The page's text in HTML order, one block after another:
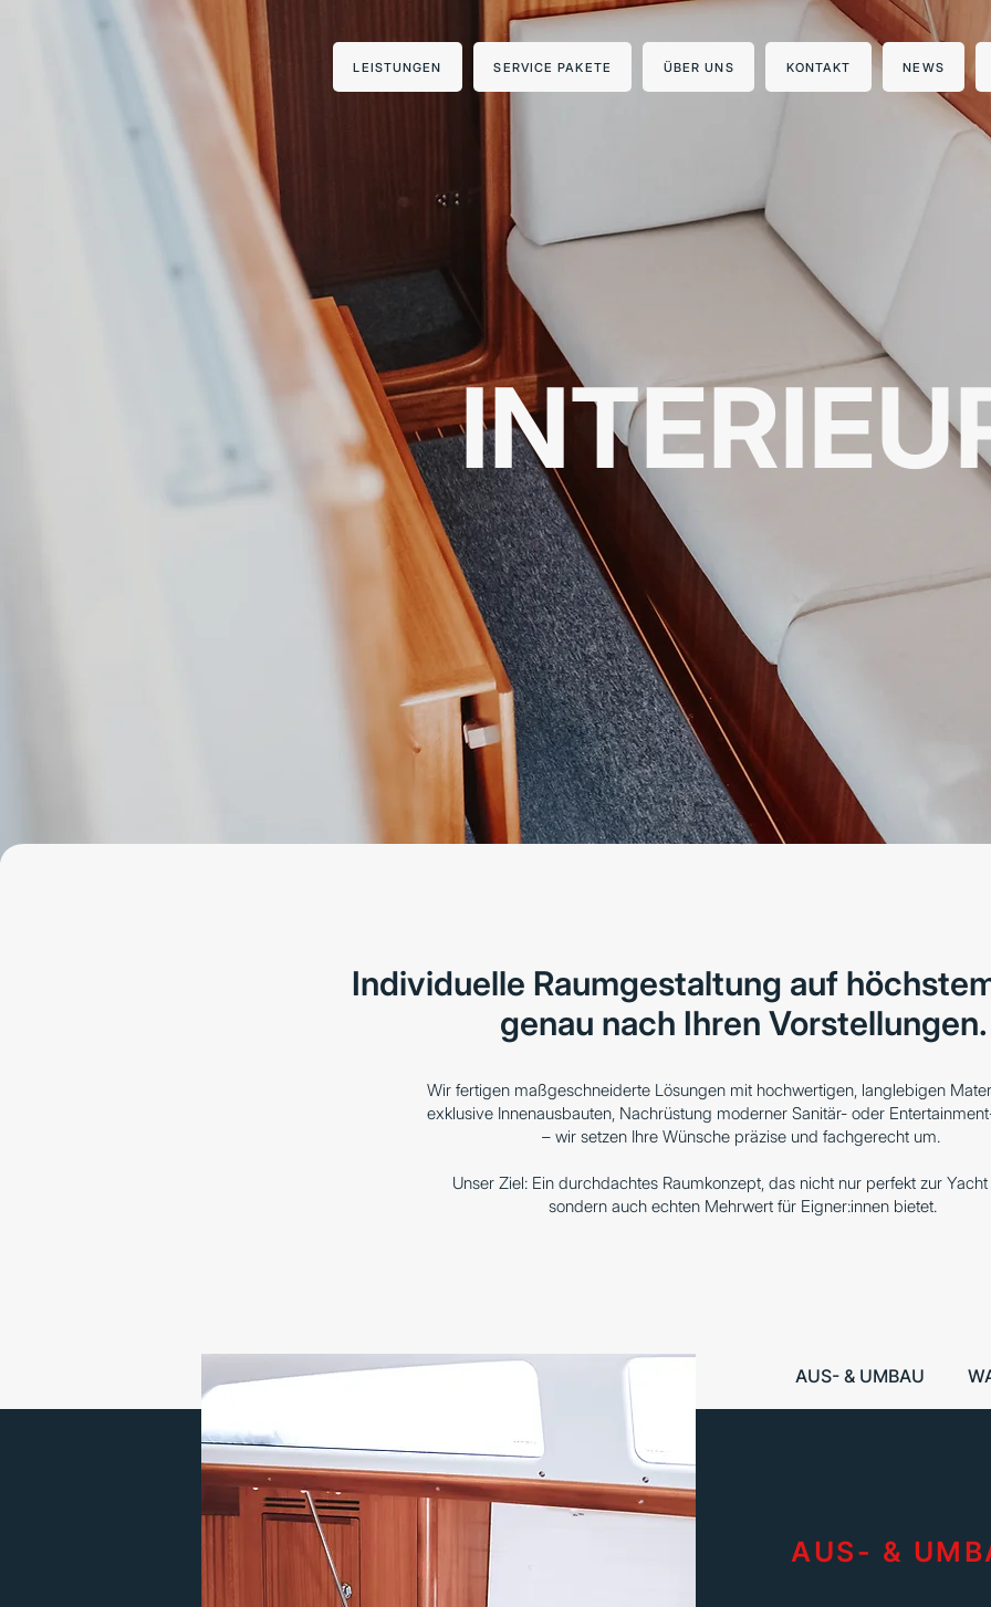
LEISTUNGEN SERVICE PAKETE ÜBER UNS KONTAKT NEWS
Individuelle Raumgestaltung auf
genau nach Ihren Vorstellungen.
Wir fertigen maßgeschneiderte Lösungen mit hochwertigen, langlebigen
exklusive Innenausbauten, Nachrüstung moderner Sanitär- oder
– wir setzen Ihre Wünsche präzise und fachgerecht um.
Unser Ziel: Ein durchdachtes Raumkonzept, das nicht nur perfekt zur Yacht
sondern auch echten Mehrwert für Eigner:innen bietet.
AUS- & UMBAU
AUS- &